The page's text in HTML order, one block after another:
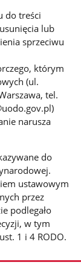
do treści
lub
sprzeciwu
którym
(ul.
, tel.
narusza
do
ustawowym
przez
podlegało
w tym
1 i 4 RODO.